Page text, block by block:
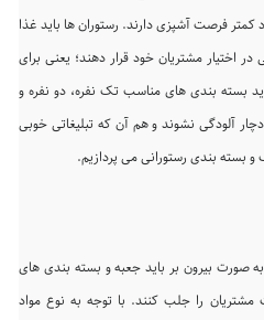
فرصت آشپزی دارند. رستوران ها باید غذا
اختیار مشتریان خود قرار دهند؛ یعنی برای
بسته بندی های مناسب تک نفره، دو نفره و
آلودگی نشوند و هم آن که تبلیغاتی خوبی
و بسته بندی رستورانی می پردازیم.
صورت بیرون بر باید جعبه و بسته بندی های
را جلب کنند. با توجه به نوع مواد